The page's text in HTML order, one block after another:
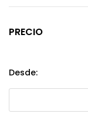
PRECIO
Desde: